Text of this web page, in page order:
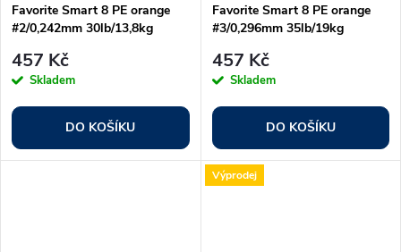
Favorite Smart 8 PE orange
#2/0,242mm 30lb/13,8kg
457 Kč
Skladem
DO KOŠÍKU
Favorite Smart 8 PE orange
#3/0,296mm 35lb/19kg
457 Kč
Skladem
DO KOŠÍKU
Výprodej